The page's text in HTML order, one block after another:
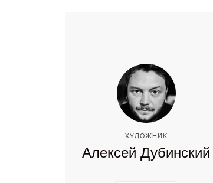
ХУДОЖНИК
Алексей Дубинский